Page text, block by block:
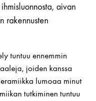
aivan
rakennusten
tuntuu ennemmin
joiden kanssa
lumoaa minut
tutkiminen tuntuu